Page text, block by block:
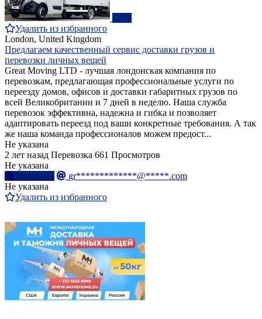
Удалить из избранного
London, United Kingdom
Предлагаем качественный сервис доставки грузов и
перевозки личных вещей
Great Moving LTD - лучшая лондонская компания по
перевозкам, предлагающая профессиональные услуги по
переезду домов, офисов и доставки габаритных грузов по
всей Великобритании и 7 дней в неделю. Наша служба
перевозок эффективна, надежна и гибка и позволяет
адаптировать переезд под ваши конкретные требования. А так
же наша команда профессионалов можем предост...
Не указана
2 лет назад Перевозка 661 Просмотров
Не указана
Написать
gr*************@*****.com
Не указана
Удалить из избранного